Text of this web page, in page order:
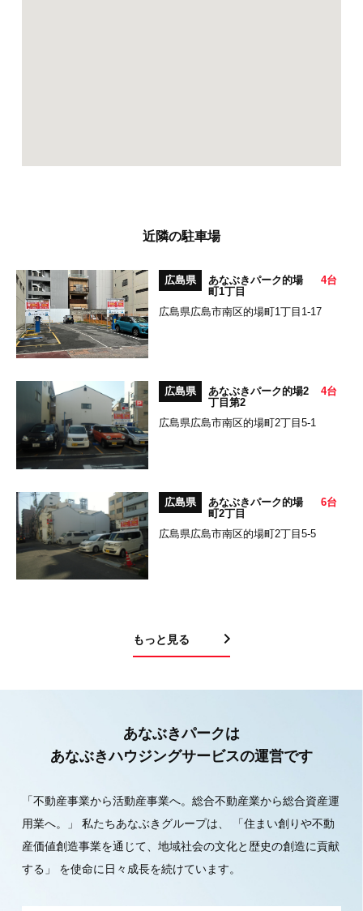
近隣の駐車場
広島県
あなぶきパーク的場
町1丁目
4台
広島県広島市南区的場町1丁目1-17
広島県
あなぶきパーク的場2
丁目第2
4台
広島県広島市南区的場町2丁目5-1
広島県
あなぶきパーク的場
町2丁目
6台
広島県広島市南区的場町2丁目5-5
もっと見る
あなぶきパークは
あなぶきハウジングサービスの運営です
「不動産事業から活動産事業へ。総合不動産業から総合資産運
用業へ。」
私たちあなぶきグループは、
「住まい創りや不動
産価値創造事業を通じて、地域社会の文化と歴史の創造に貢献
する」
を使命に日々成長を続けています。